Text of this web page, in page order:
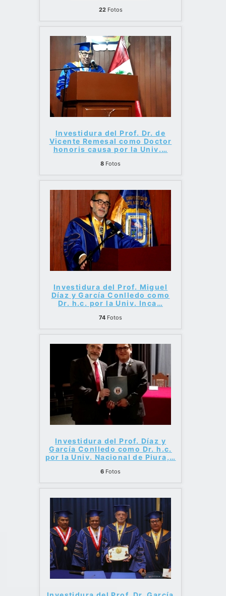
22Fotos
Investidura del Prof. Dr. de
Vicente Remesal como Doctor
honoris causa por la Univ.…
8 Fotos
Investidura del Prof. Miguel
Díaz y García Conlledo como
Dr. h.c. por la Univ. Inca…
74 Fotos
Investidura del Prof. Díaz y
García Conlledo como Dr. h.c.
por la Univ. Nacional de Piura,…
6 Fotos